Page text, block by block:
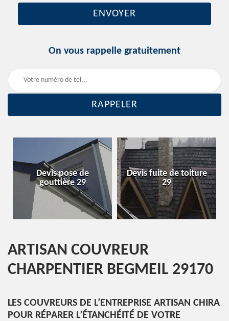
On vous rappelle gratuitement
pose de
29
Devis fuite de toiture
29
Entreprise
ARTISAN COUVREUR
CHARPENTIER BEGMEIL 29170
LES COUVREURS DE L’ENTREPRISE ARTISAN CHIRA
POUR RÉPARER L’ÉTANCHÉITÉ DE VOTRE